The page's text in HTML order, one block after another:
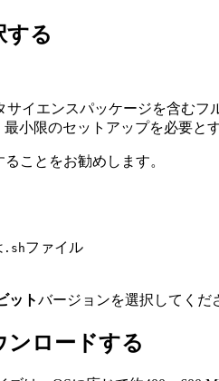
する
サイエンスパッケージを含むフ
最小限のセットアップを必要と
ことをお勧めします。
.shファイル
ットバージョンを選択してくだ
ンロードする